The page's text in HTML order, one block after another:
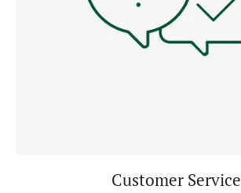
Customer Service